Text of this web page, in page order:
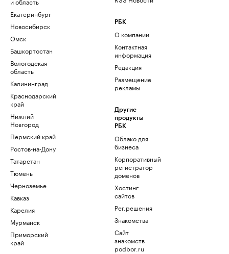
Екатеринбург
Новосибирск
Омск
Башкортостан
Вологодская
область
Калининград
Краснодарский
край
Нижний
Новгород
Пермский край
Ростов-на-Дону
Татарстан
Тюмень
Черноземье
Кавказ
Карелия
Мурманск
Приморский
край
РБК
О компании
Контактная
информация
Редакция
Размещение
рекламы
Другие
продукты
РБК
Облако для
бизнеса
Корпоративный
регистратор
доменов
Хостинг
сайтов
Рег.решения
Знакомства
Сайт
знакомств
podbor.ru